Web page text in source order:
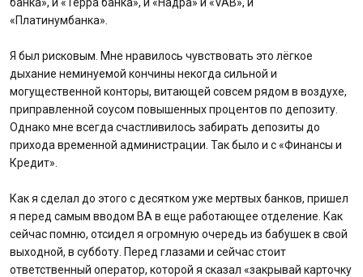
«Платинумбанка».
Я был рисковым. Мне нравилось чувствовать это лёгкое
дыхание неминуемой кончины некогда сильной и
могущественной конторы, витающей совсем рядом в воздухе,
приправленной соусом повышенных процентов по депозиту.
Однако мне всегда счастливилось забирать депозиты до
прихода временной администрации. Так было и с «Финансы и
Кредит».
Как я сделал до этого с десятком уже мертвых банков, пришел
я перед самым вводом ВА в еще работающее отделение. Как
сейчас помню, отсидел я огромную очередь из бабушек в свой
выходной, в субботу. Перед глазами и сейчас стоит
ответственный оператор, которой я сказал «закрывай карточку